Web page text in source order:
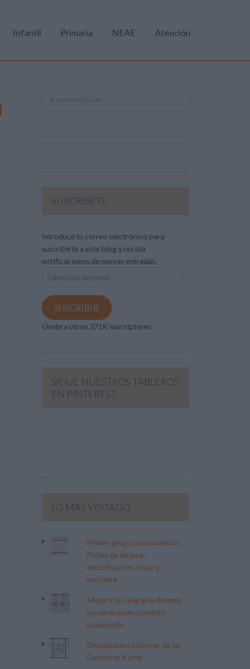
Infantil Primaria NEAE Atención
SUSCRIBETE
Introduce tu correo electrónico para
suscribirte a este blog y recibir
notificaciones de nuevas entradas.
Dirección
email
SUSCRIBIR
Únete a otros 371K suscriptores
SIGUE NUESTROS TABLEROS
EN PINTEREST
LO MÁS VISITADO
Primer grupo consonántico:
Fichas de lectura,
identificación, trazo y
escritura
Mejora tu caligrafía durante
las vacaciones con este
cuadernillo
Dibujos para colorear de las
Guerreras K pop